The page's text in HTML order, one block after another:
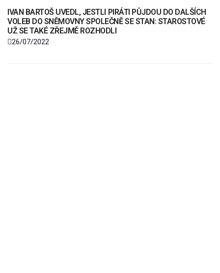
IVAN BARTOŠ UVEDL, JESTLI PIRÁTI PŮJDOU DO DALŠÍCH
VOLEB DO SNĚMOVNY SPOLEČNĚ SE STAN: STAROSTOVÉ
UŽ SE TAKÉ ZŘEJMĚ ROZHODLI
26/07/2022